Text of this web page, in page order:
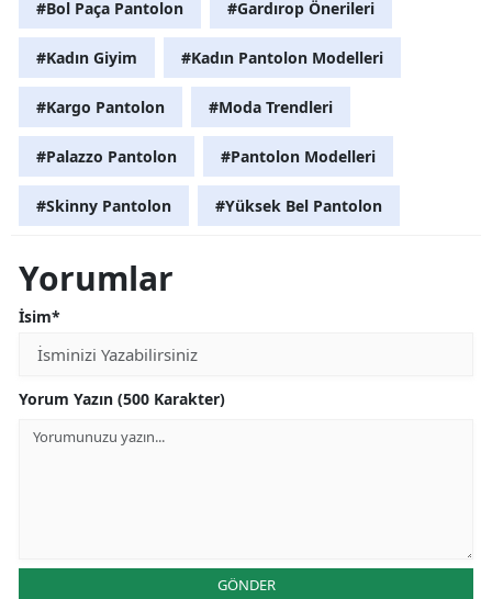
#Bol Paça Pantolon #Gardırop Önerileri
#Kadın Giyim #Kadın Pantolon Modelleri
#Kargo Pantolon #Moda Trendleri
#Palazzo Pantolon #Pantolon Modelleri
#Skinny Pantolon #Yüksek Bel Pantolon
Yorumlar
İsim*
Yorum Yazın (500 Karakter)
GÖNDER